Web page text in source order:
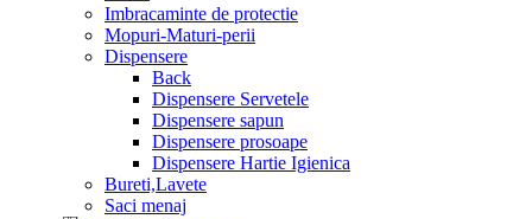
Imbracaminte de protectie
Mopuri-Maturi-perii
Dispensere
Back
Dispensere Servetele
Dispensere sapun
Dispensere prosoape
Dispensere Hartie Igienica
Bureti,Lavete
Saci menaj